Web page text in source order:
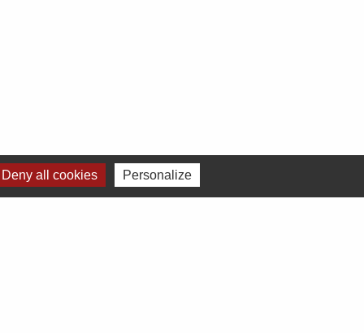
Deny all cookies Personalize